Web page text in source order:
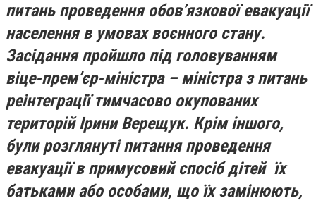
питань проведення обов’язкової евакуації
населення в умовах воєнного стану.
Засідання пройшло під головуванням
віце-прем’єр-міністра – міністра з питань
реінтеграції тимчасово окупованих
територій Ірини Верещук. Крім іншого,
були розглянуті питання проведення
евакуації в примусовий спосіб дітей їх
батьками або особами, що їх замінюють,